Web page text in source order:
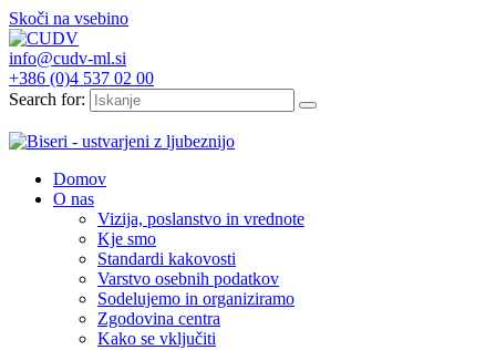
Skoči na vsebino
info@cudv-ml.si
+386 (0)4 537 02 00
Search for:
Domov
O nas
Vizija, poslanstvo in vrednote
Kje smo
Standardi kakovosti
Varstvo osebnih podatkov
Sodelujemo in organiziramo
Zgodovina centra
Kako se vključiti